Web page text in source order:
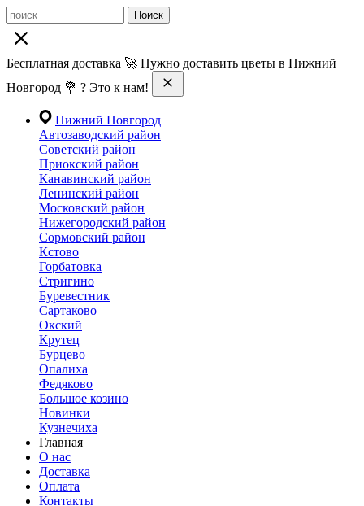
Поиск
Бесплатная доставка 🚀 Нужно доставить цветы в Нижний
Новгород 💐 ? Это к нам!
Нижний Новгород
Автозаводский район
Советский район
Приокский район
Канавинский район
Ленинский район
Московский район
Нижегородский район
Сормовский район
Кстово
Горбатовка
Стригино
Буревестник
Сартаково
Окский
Крутец
Бурцево
Опалиха
Федяково
Большое козино
Новинки
Кузнечиха
Главная
О нас
Доставка
Оплата
Контакты